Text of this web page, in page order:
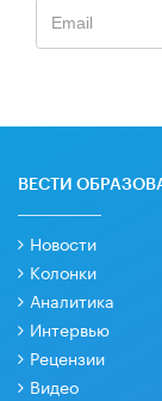
ВЕСТИ
Новости
Колонки
Аналитика
Интервью
Рецензии
Видео